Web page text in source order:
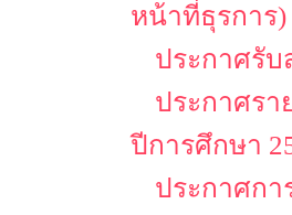
หน้าที่ธุรการ)
ประกาศรั
ประกาศรา
ปีการศึกษา
ประกาศกา